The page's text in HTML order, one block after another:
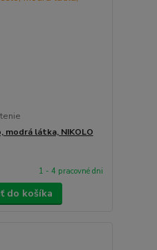
modrá látka, NIKOLO
1 - 4 pracovné dni
do košíka